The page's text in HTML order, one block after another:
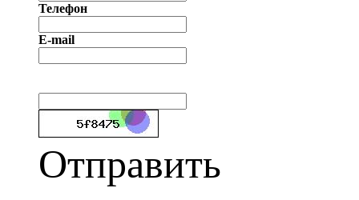
Телефон
E-mail
Отправить